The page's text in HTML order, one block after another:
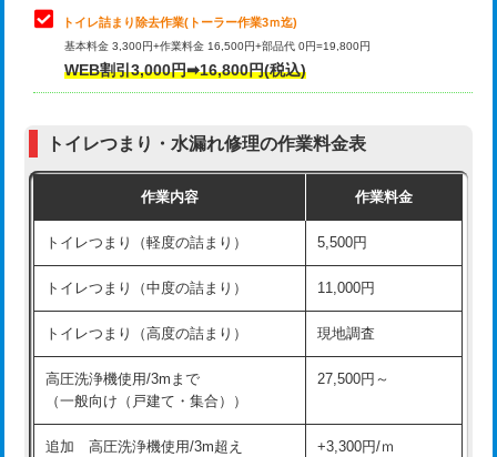
トイレ詰まり除去作業(トーラー作業3ｍ迄)
基本料金 3,300円+作業料金 16,500円+部品代 0円=19,800円
WEB割引3,000円➡16,800円(税込)
トイレつまり・水漏れ修理の作業料金表
作業内容 作業料金
トイレつまり（軽度の詰まり） 5,500円
トイレつまり（中度の詰まり） 11,000円
トイレつまり（高度の詰まり） 現地調査
高圧洗浄機使用/3mまで
（一般向け（戸建て・集合））
27,500円～
追加 高圧洗浄機使用/3m超え
+3,300円/ｍ